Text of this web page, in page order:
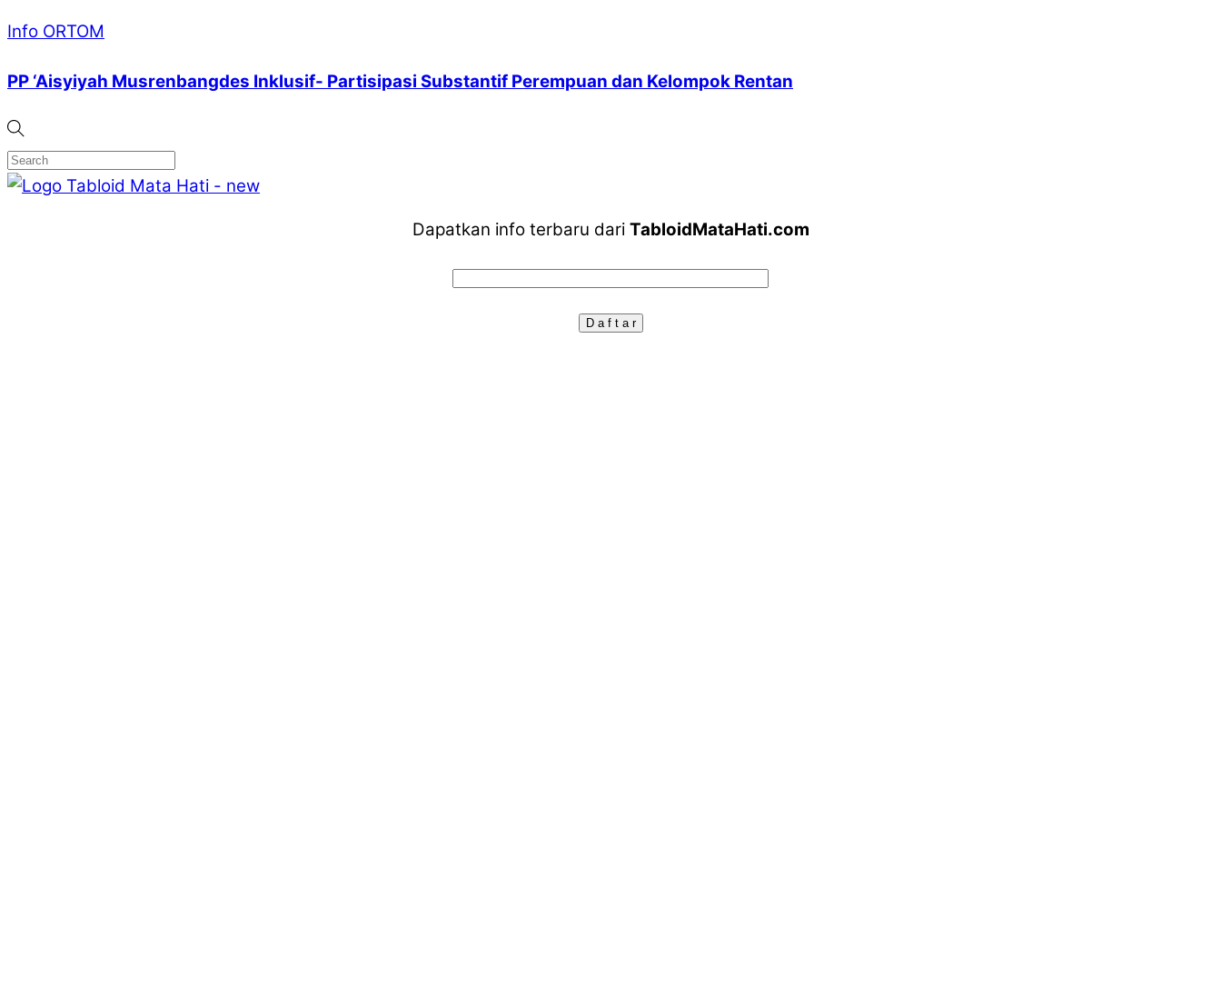
Info ORTOM
PP ‘Aisyiyah Musrenbangdes Inklusif- Partisipasi Substantif Perempuan dan Kelompok Rentan
Dapatkan info terbaru dari TabloidMataHati.com